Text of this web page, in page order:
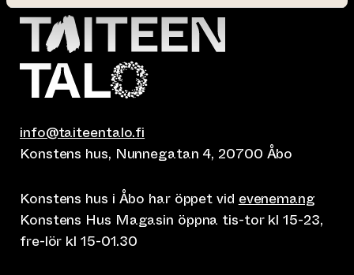
info@taiteentalo.fi
Konstens hus, Nunnegatan 4, 20700 Åbo
Konstens hus i Åbo har öppet vid evenemang
Konstens Hus Magasin öppna tis-tor kl 15-23,
fre-lör kl 15-01.30